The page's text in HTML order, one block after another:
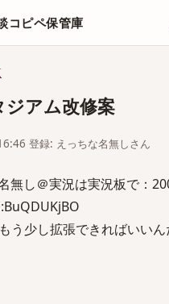
コピペ保管庫
ジアム改修案
登録: えっちな名無しさん
無し＠実況は実況板で：
う少し拡張できればいい